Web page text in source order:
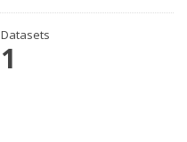
Datasets
1